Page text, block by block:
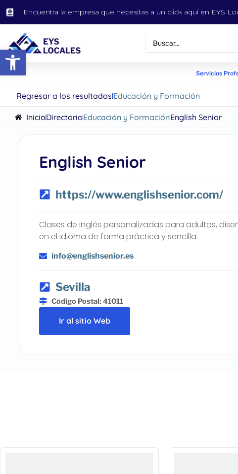
Abrir barra de herramientas
Encuentra la empresa que necesitas a un click aquí en EYS
Servicios
Regresar a los resultadosEducación y Formación
InicioDirectorioEducación y FormaciónEnglish Senior
English Senior
https://www.englishsenior.com/
Clases de inglés personalizadas para adultos,
en el idioma de forma práctica y sencilla.
info@englishsenior.es
Sevilla
Código Postal: 41011
Ir al sitio Web